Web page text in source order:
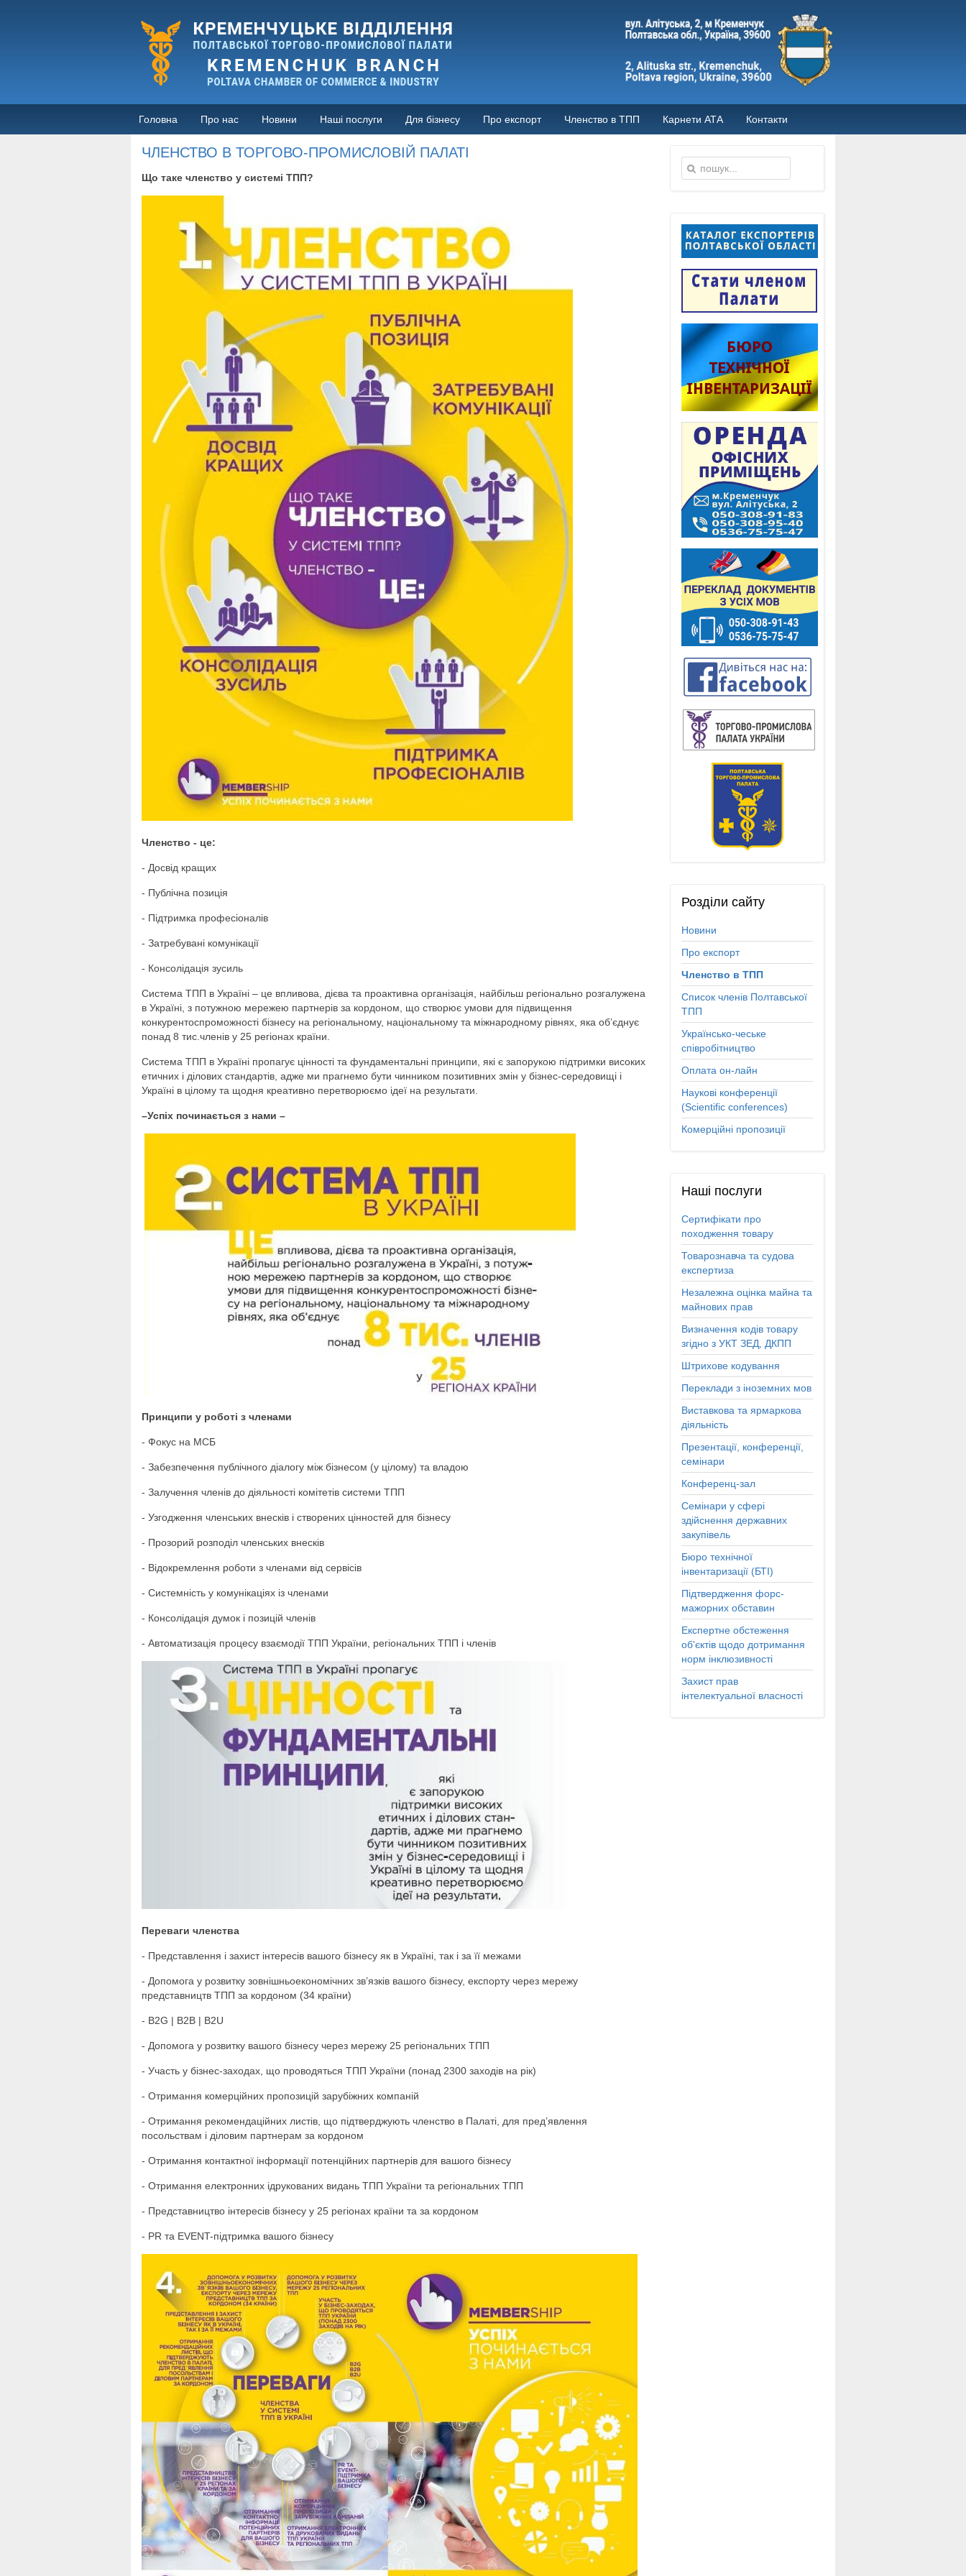
Головна Про нас Новини Наші послуги Для бізнесу Про експорт Членство в ТПП Карнети АТА Контакти
ЧЛЕНСТВО В ТОРГОВО-ПРОМИСЛОВІЙ ПАЛАТІ
Що таке членство у системі ТПП?
Членство - це:
- Досвід кращих
- Публічна позиція
- Підтримка професіоналів
- Затребувані комунікації
- Консолідація зусиль
Система ТПП в Україні – це впливова, дієва та проактивна організація, найбільш регіонально розгалужена
в Україні, з потужною мережею партнерів за кордоном, що створює умови для підвищення
конкурентоспроможності бізнесу на регіональному, національному та міжнародному рівнях, яка об’єднує
понад 8 тис.членів у 25 регіонах країни.
Система ТПП в Україні пропагує цінності та фундаментальні принципи, які є запорукою підтримки високих
етичних і ділових стандартів, адже ми прагнемо бути чинником позитивних змін у бізнес-середовищі і
Україні в цілому та щодня креативно перетворюємо ідеї на результати.
–Успіх починається з нами –
Принципи у роботі з членами
- Фокус на МСБ
- Забезпечення публічного діалогу між бізнесом (у цілому) та владою
- Залучення членів до діяльності комітетів системи ТПП
- Узгодження членських внесків і створених цінностей для бізнесу
- Прозорий розподіл членських внесків
- Відокремлення роботи з членами від сервісів
- Системність у комунікаціях із членами
- Консолідація думок і позицій членів
- Автоматизація процесу взаємодії ТПП України, регіональних ТПП і членів
Переваги членства
- Представлення і захист інтересів вашого бізнесу як в Україні, так і за її межами
- Допомога у розвитку зовнішньоекономічних зв’язків вашого бізнесу, експорту через мережу
представництв ТПП за кордоном (34 країни)
- B2G | B2B | B2U
- Допомога у розвитку вашого бізнесу через мережу 25 регіональних ТПП
- Участь у бізнес-заходах, що проводяться ТПП України (понад 2300 заходів на рік)
- Отримання комерційних пропозицій зарубіжних компаній
- Отримання рекомендаційних листів, що підтверджують членство в Палаті, для пред’явлення
посольствам і діловим партнерам за кордоном
- Отримання контактної інформації потенційних партнерів для вашого бізнесу
- Отримання електронних ідрукованих видань ТПП України та регіональних ТПП
- Представництво інтересів бізнесу у 25 регіонах країни та за кордоном
- PR та EVENT-підтримка вашого бізнесу
Розділи сайту
Новини
Про експорт
Членство в ТПП
Список членів Полтавської
ТПП
Українсько-чеське
співробітництво
Оплата он-лайн
Наукові конференції
(Scientific conferences)
Комерційні пропозиції
Наші послуги
Сертифікати про
походження товару
Товарознавча та судова
експертиза
Незалежна оцінка майна та
майнових прав
Визначення кодів товару
згідно з УКТ ЗЕД, ДКПП
Штрихове кодування
Переклади з іноземних мов
Виставкова та ярмаркова
діяльність
Презентації, конференції,
семінари
Конференц-зал
Семінари у сфері
здійснення державних
закупівель
Бюро технічної
інвентаризації (БТІ)
Підтвердження форс-
мажорних обставин
Експертне обстеження
об'єктів щодо дотримання
норм інклюзивності
Захист прав
інтелектуальної власності